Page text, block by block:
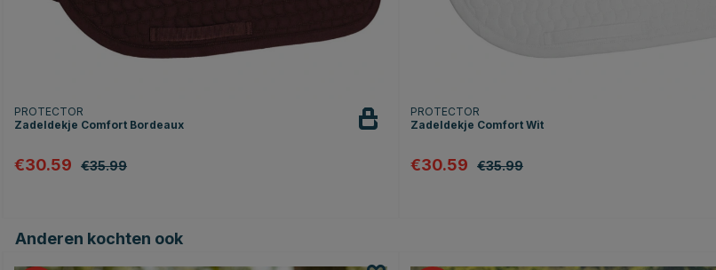
PROTECTOR
Zadeldekje Comfort Bordeaux
€30.59 €35.99
PROTECTOR
Zadeldekje Comfort Wit
€30.59 €35.99
Anderen kochten ook